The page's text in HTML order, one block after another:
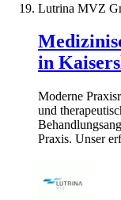
Lutrina MVZ
in
Moderne
und
Praxis. Unser